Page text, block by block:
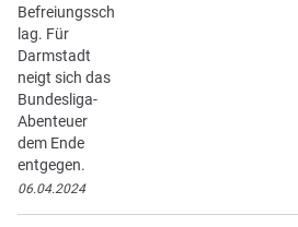
Befreiungssch
lag. Für
Darmstadt
neigt sich das
Bundesliga-
Abenteuer
dem Ende
entgegen.
06.04.2024